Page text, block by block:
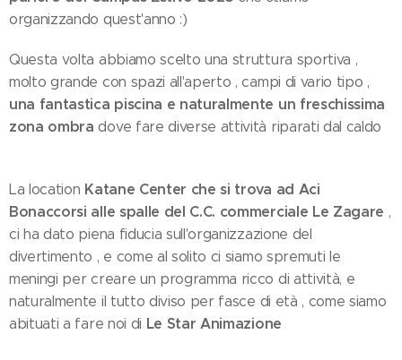
organizzando quest'anno :)
Questa volta abbiamo scelto una struttura sportiva ,
molto grande con spazi all'aperto , campi di vario tipo ,
una fantastica piscina e naturalmente un freschissima
zona ombra dove fare diverse attività riparati dal caldo
La location Katane Center che si trova ad Aci
Bonaccorsi alle spalle del C.C. commerciale Le Zagare ,
ci ha dato piena fiducia sull'organizzazione del
divertimento , e come al solito ci siamo spremuti le
meningi per creare un programma ricco di attività, e
naturalmente il tutto diviso per fasce di età , come siamo
abituati a fare noi di Le Star Animazione